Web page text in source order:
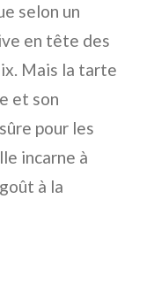
selon un
en tête des
Mais la tarte
et son
pour les
incarne à
à la